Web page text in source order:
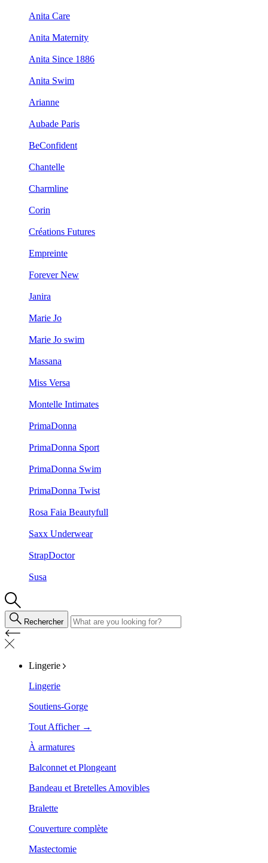
Anita Care
Anita Maternity
Anita Since 1886
Anita Swim
Arianne
Aubade Paris
BeConfident
Chantelle
Charmline
Corin
Créations Futures
Empreinte
Forever New
Janira
Marie Jo
Marie Jo swim
Massana
Miss Versa
Montelle Intimates
PrimaDonna
PrimaDonna Sport
PrimaDonna Swim
PrimaDonna Twist
Rosa Faia Beautyfull
Saxx Underwear
StrapDoctor
Susa
Rechercher
Lingerie
Lingerie
Soutiens-Gorge
Tout Afficher →
À armatures
Balconnet et Plongeant
Bandeau et Bretelles Amovibles
Bralette
Couverture complète
Mastectomie